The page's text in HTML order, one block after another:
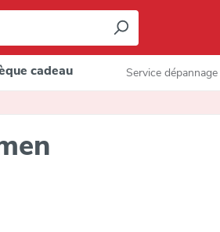
cadeau Service dépannage